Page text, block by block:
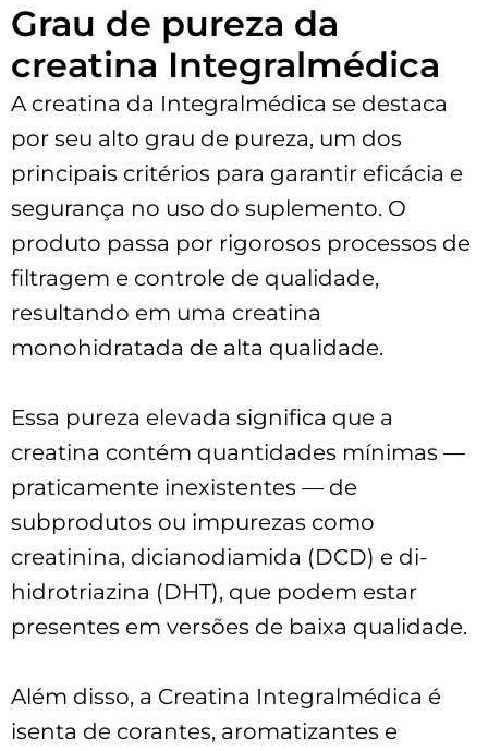
Grau de pureza da
creatina Integralmédica
A creatina da Integralmédica se destaca
por seu alto grau de pureza, um dos
principais critérios para garantir eficácia e
segurança no uso do suplemento. O
produto passa por rigorosos processos de
filtragem e controle de qualidade,
resultando em uma creatina
monohidratada de alta qualidade.
Essa pureza elevada significa que a
creatina contém quantidades mínimas —
praticamente inexistentes — de
subprodutos ou impurezas como
creatinina, dicianodiamida (DCD) e di-
hidrotriazina (DHT), que podem estar
presentes em versões de baixa qualidade.
Além disso, a Creatina Integralmédica é
isenta de corantes, aromatizantes e